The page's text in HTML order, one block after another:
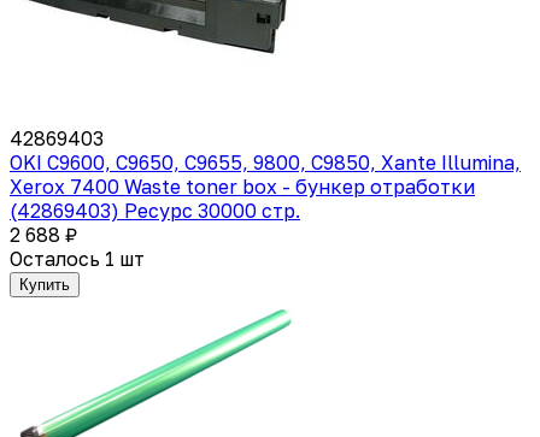
42869403
OKI C9600, C9650, C9655, 9800, C9850, Xante Illumina,
Xerox 7400 Waste toner box - бункер отработки
(42869403) Ресурс 30000 стр.
2 688 ₽
Осталось 1 шт
Купить